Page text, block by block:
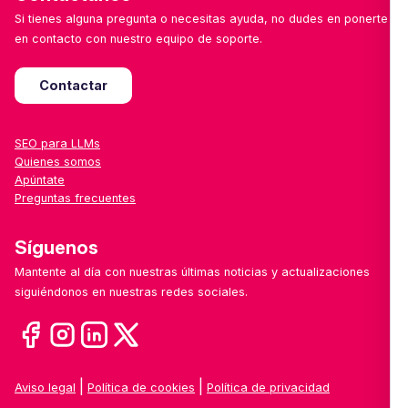
Si tienes alguna pregunta o necesitas ayuda, no dudes en ponerte
en contacto con nuestro equipo de soporte.
Contactar
SEO para LLMs
Quienes somos
Apúntate
Preguntas frecuentes
Síguenos
Mantente al día con nuestras últimas noticias y actualizaciones
siguiéndonos en nuestras redes sociales.
Aviso legal Política de cookies Política de privacidad